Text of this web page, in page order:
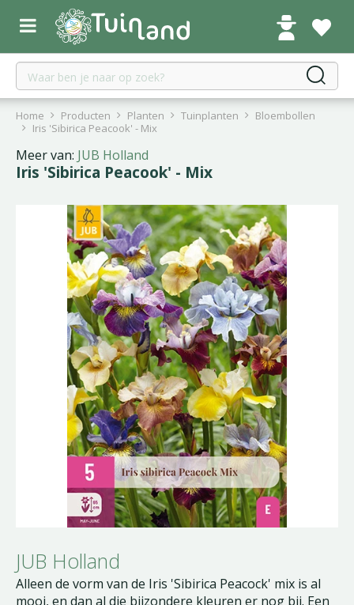
r
Home Producten Planten Tuinplanten
Bloembollen
Iris 'Sibirica Peacook' - Mix
Meer van: JUB Holland
Iris 'Sibirica Peacook' - Mix
JUB Holland
Alleen de vorm van de Iris 'Sibirica Peacock' mix is al
mooi, en dan al die bijzondere kleuren er nog bij. Een